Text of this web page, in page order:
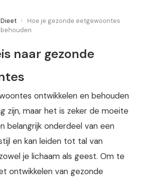
›
Hoe je gezonde eetgewoontes
naar gezonde
ontwikkelen en behouden
zijn, maar het is zeker de moeite
belangrijk onderdeel van een
en kan leiden tot tal van
je lichaam als geest. Om te
ontwikkelen van gezonde